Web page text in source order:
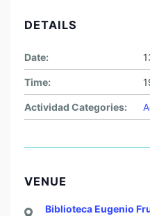
DETAILS
Date:
Time:
Actividad Categories:
VENUE
Biblioteca Eugenio